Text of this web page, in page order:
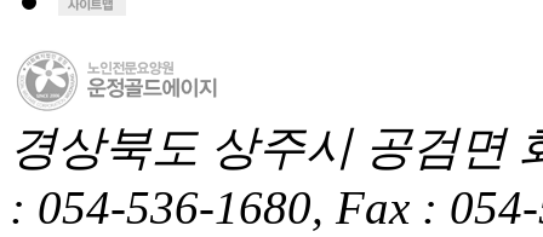
경상북도 상주시 공검면
: 054-536-1680, Fax :